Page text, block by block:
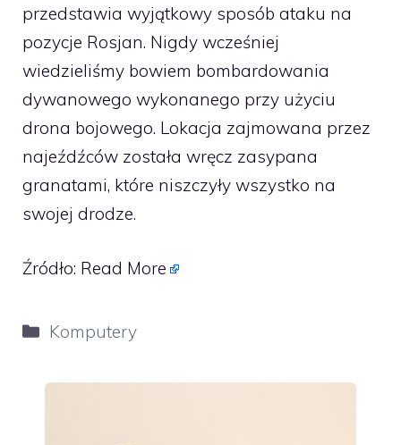
przedstawia wyjątkowy sposób ataku na
pozycje Rosjan. Nigdy wcześniej
wiedzieliśmy bowiem bombardowania
dywanowego wykonanego przy użyciu
drona bojowego. Lokacja zajmowana przez
najeźdźców została wręcz zasypana
granatami, które niszczyły wszystko na
swojej drodze.
Źródło: Read More
Kategorie
Komputery